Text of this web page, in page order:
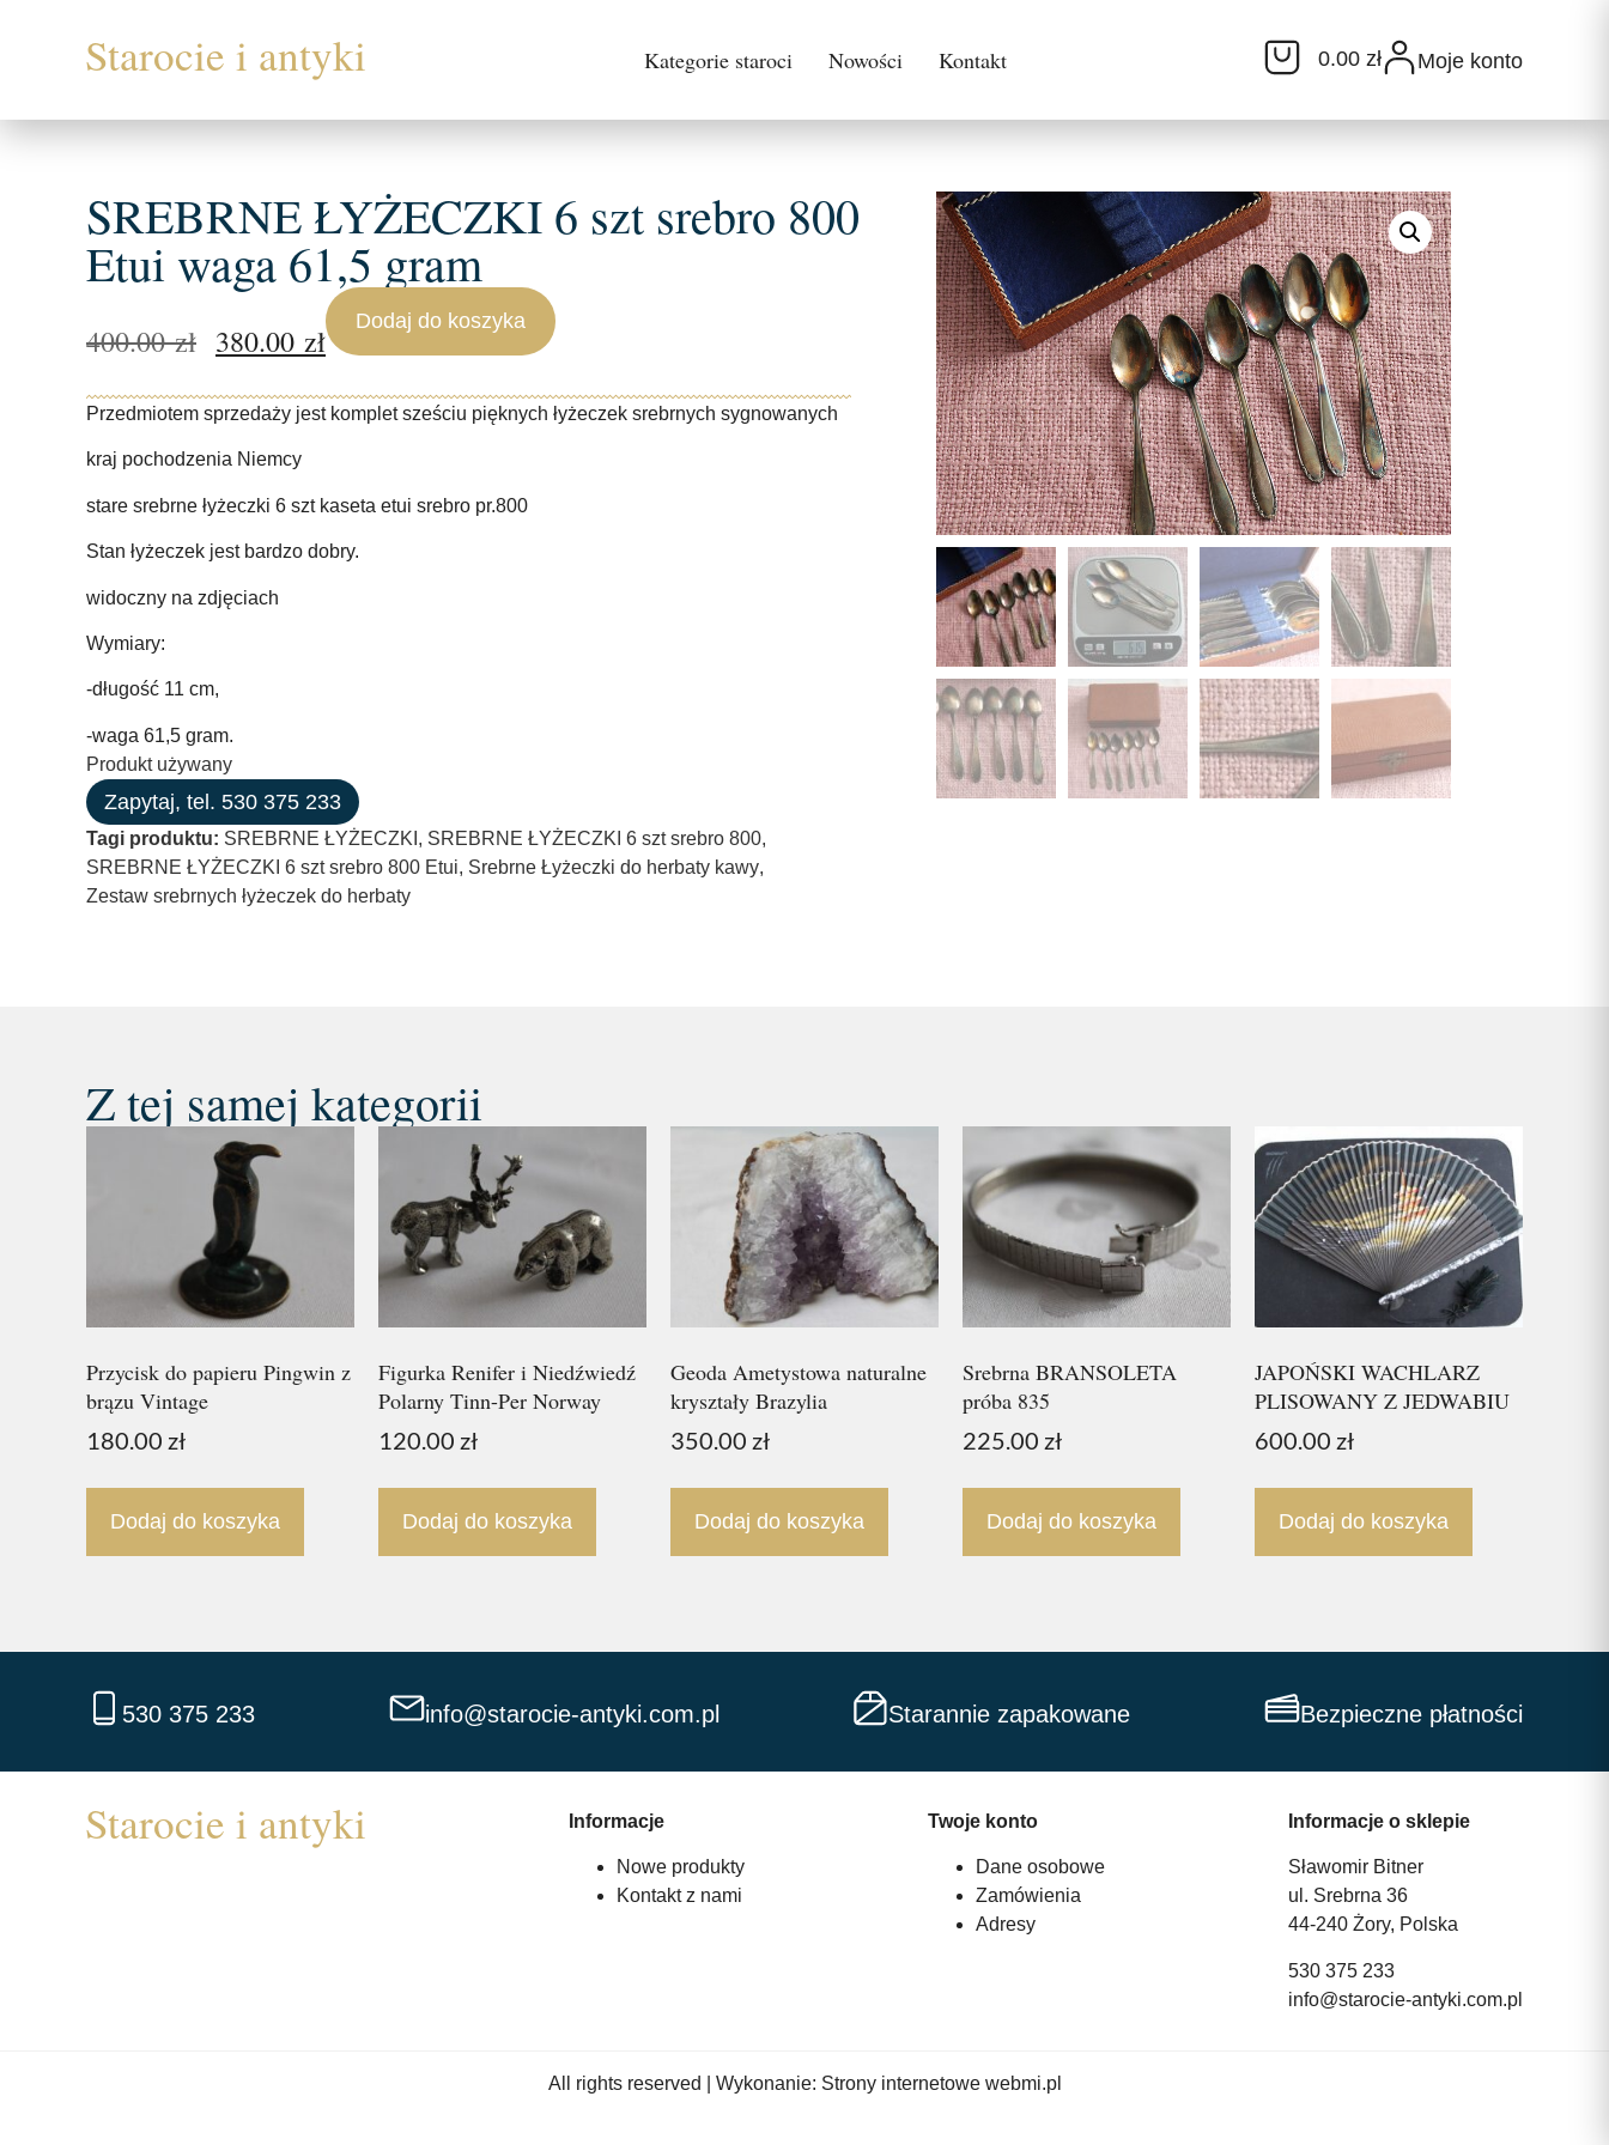
Kategorie staroci Nowości Kontakt 0.00 zł Moje konto
SREBRNE ŁYŻECZKI 6 szt srebro 800
Etui waga 61,5 gram
400.00zł 380.00 zł
Dodaj do koszyka
Przedmiotem sprzedaży jest komplet sześciu pięknych łyżeczek srebrnych sygnowanych
kraj pochodzenia Niemcy
stare srebrne łyżeczki 6 szt kaseta etui srebro pr.800
Stan łyżeczek jest bardzo dobry.
widoczny na zdjęciach
Wymiary:
-długość 11 cm,
-waga 61,5 gram.
Produkt używany
Zapytaj, tel. 530 375 233
Tagi produktu: SREBRNE ŁYŻECZKI , SREBRNE ŁYŻECZKI 6 szt srebro 800,
SREBRNE ŁYŻECZKI 6 szt srebro 800 Etui, Srebrne Łyżeczki do herbaty kawy,
Zestaw srebrnych łyżeczek do herbaty
Z tej samej kategorii
Przycisk do papieru Pingwin z
brązu Vintage
180.00 zł
Dodaj do koszyka
Figurka Renifer i Niedźwiedź
Polarny Tinn-Per Norway
120.00 zł
Dodaj do koszyka
Geoda Ametystowa naturalne
kryształy Brazylia
350.00 zł
Dodaj do koszyka
Srebrna BRANSOLETA
próba 835
225.00 zł
Dodaj do koszyka
JAPOŃSKI WACHLARZ
PLISOWANY Z JEDWABIU
600.00 zł
Dodaj do koszyka
530 375 233 info@starocie-antyki.com.pl Starannie zapakowane Bezpieczne płatności
Informacje
Nowe produkty
Kontakt z nami
Twoje konto
Dane osobowe
Zamówienia
Adresy
Informacje o sklepie
Sławomir Bitner
ul. Srebrna 36
44-240 Żory, Polska
530 375 233
info@starocie-antyki.com.pl
All rights reserved | Wykonanie: Strony internetowe webmi.pl